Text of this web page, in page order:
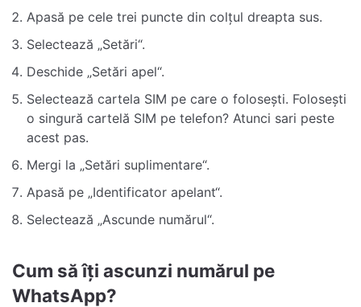
Apasă pe cele trei puncte din colțul dreapta sus.
Selectează „Setări“.
Deschide „Setări apel“.
Selectează cartela SIM pe care o folosești. Folosești
o singură cartelă SIM pe telefon? Atunci sari peste
acest pas.
Mergi la „Setări suplimentare“.
Apasă pe „Identificator apelant“.
Selectează „Ascunde numărul“.
Cum să îți ascunzi numărul pe
WhatsApp?